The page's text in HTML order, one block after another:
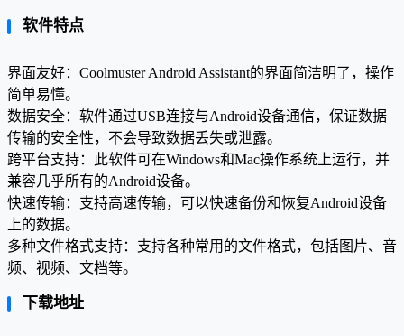
软件特点
界面友好：Coolmuster Android Assistant的界面简洁明了，操作
简单易懂。
数据安全：软件通过USB连接与Android设备通信，保证数据
传输的安全性，不会导致数据丢失或泄露。
跨平台支持：此软件可在Windows和Mac操作系统上运行，并
兼容几乎所有的Android设备。
快速传输：支持高速传输，可以快速备份和恢复Android设备
上的数据。
多种文件格式支持：支持各种常用的文件格式，包括图片、音
频、视频、文档等。
下载地址